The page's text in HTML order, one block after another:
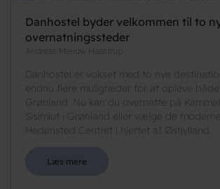
Danhostel byder velkommen til to
overnatningssteder
Andreas Mielow Haastrup
Danhostel er vokset med to nye
endnu flere muligheder for at opleve både
Grønland. Nu kan du overnatte på
Sisimiut i Grønland eller vælge de moderne
Hedensted Centret i hjertet af Østjylland.
Læs mere